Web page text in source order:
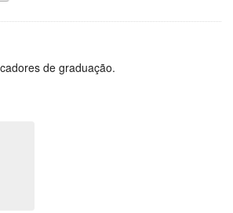
de graduação.